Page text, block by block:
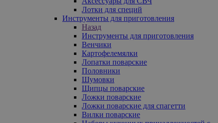
Лотки для специй
Инструменты для приготовления
Назад
Инструменты для приготовления
Венчики
Картофелемялки
Лопатки поварские
Половники
Шумовки
Щипцы поварские
Ложки поварские
Ложки поварские для спагетти
Вилки поварские